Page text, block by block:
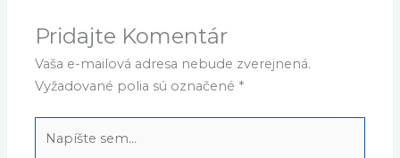
Pridajte Komentár
Vaša e-mailová adresa nebude zverejnená.
Vyžadované polia sú označené *
sem...